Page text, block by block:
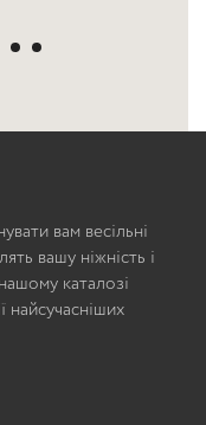
вам весільні
вашу ніжність і
каталозі
найсучасніших